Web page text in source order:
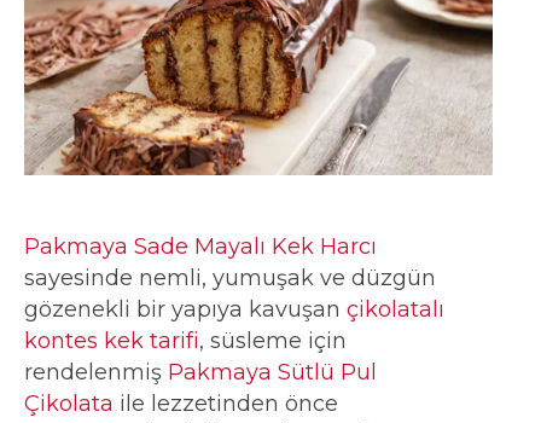
Pakmaya Sade Mayalı Kek Harcı
sayesinde nemli, yumuşak ve düzgün
gözenekli bir yapıya kavuşan çikolatalı
kontes kek tarifi, süsleme için
rendelenmiş Pakmaya Sütlü Pul
Çikolata ile lezzetinden önce